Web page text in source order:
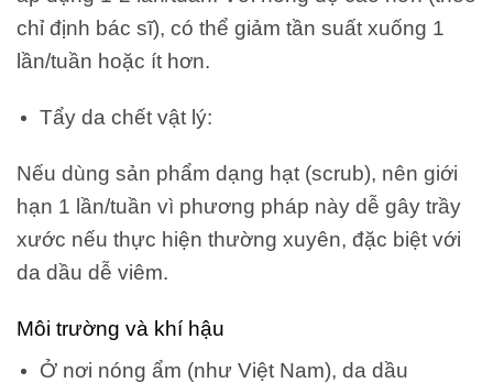
chỉ định bác sĩ), có thể giảm tần suất xuống 1
lần/tuần hoặc ít hơn.
Tẩy da chết vật lý:
Nếu dùng sản phẩm dạng hạt (scrub), nên giới
hạn 1 lần/tuần vì phương pháp này dễ gây trầy
xước nếu thực hiện thường xuyên, đặc biệt với
da dầu dễ viêm.
Môi trường và khí hậu
Ở nơi nóng ẩm (như Việt Nam), da dầu